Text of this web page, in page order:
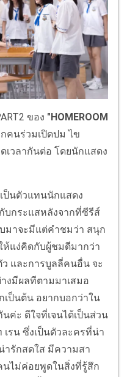
ของ "HOMEROOM
คนร่วมเปิดปม ไข
วลากันต่อ โดยนักแสดง
ป็นตัวแทนนักแสดง
กระแสหลังจากที่ซีรีส์
มาจะมีแต่คำชมว่า สนุก
ห้แง่คิดกับผู้ชมดีมากว่า
และการบูลลี่คนอื่น จะ
งมีผลทีตามมาเสมอ
ป็นต้น อยากบอกว่าใน
ค่ะ ดีใจที่เจนได้เป็นส่วน
รน ซึ่งเป็นตัวละครที่น่า
ารักสดใส มีความสา
นไม่ค่อยพูดในสิ่งที่รู้สึก